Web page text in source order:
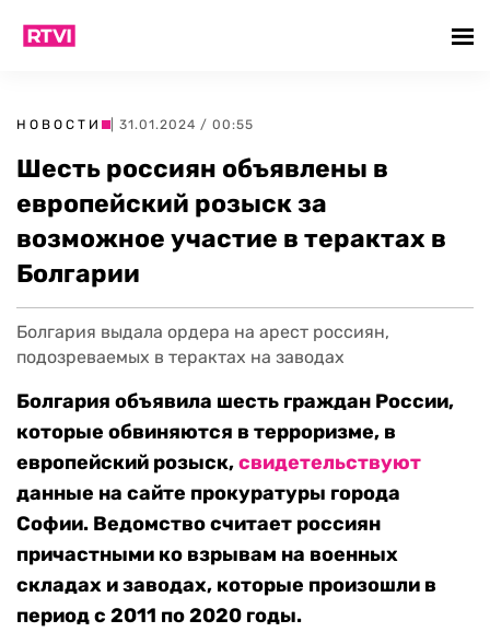
НОВОСТИ | 31.01.2024 / 00:55
Шесть россиян объявлены в
европейский розыск за
возможное участие в терактах в
Болгарии
Болгария выдала ордера на арест россиян,
подозреваемых в терактах на заводах
Болгария объявила шесть граждан России,
которые обвиняются в терроризме, в
европейский розыск,свидетельствуют
данные на сайте прокуратуры города
Софии. Ведомство считает россиян
причастными ко взрывам на военных
складах и заводах, которые произошли в
период с 2011 по 2020 годы.